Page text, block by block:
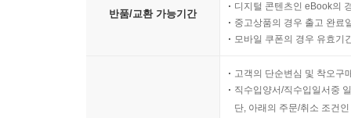
반품/교환 가능기간
디지털 콘텐츠인 eBook의
중고상품의 경우 출고 완료
모바일 쿠폰의 경우 유효기
고객의 단순변심 및 착오구
직수입양서/직수입일서중
단, 아래의 주문/취소 조건